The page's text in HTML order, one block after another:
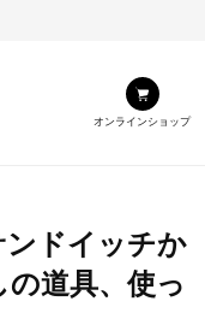
オンラインショップ
ドイッチか
道具、使っ